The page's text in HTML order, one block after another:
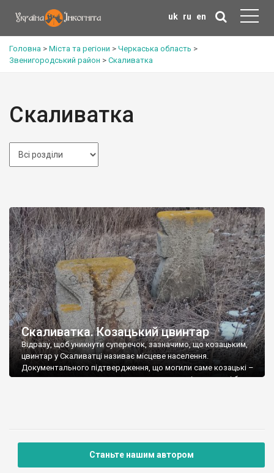
uk ru en
Головна > Міста та регіони > Черкаська область >
Звенигородський район > Скаливатка
Скаливатка
Скаливатка. Козацький цвинтар
Відразу, щоб уникнути суперечок, зазначимо, що козацьким,
цвинтар у Скаливатці називає місцеве населення.
Документального підтвердження, що могили саме козацькі –
немає, хоча ми можемо припустити, що перші поселенці були
Станьте нашим автором